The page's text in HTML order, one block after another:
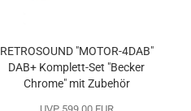
RETROSOUND "MOTOR-4DAB"
DAB+ Komplett-Set "Becker
Chrome" mit Zubehör